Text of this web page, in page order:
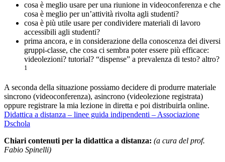
cosa è meglio usare per una riunione in videoconferenza e che
cosa è meglio per un’attività rivolta agli studenti?
cosa è più utile usare per condividere materiali di lavoro
accessibili agli studenti?
prima ancora, e in considerazione della conoscenza dei diversi
gruppi-classe, che cosa ci sembra poter essere più efficace:
videolezioni? tutorial? “dispense” a prevalenza di testo? altro?
1
A seconda della situazione possiamo decidere di produrre materiale
sincrono (videoconferenza), asincrono (videolezione registrata)
oppure registrare la mia lezione in diretta e poi distribuirla online.
Didattica a distanza – linee guida indipendenti – Associazione
Dschola
Chiari contenuti per la didattica a distanza: (a cura del prof.
Fabio Spinelli)